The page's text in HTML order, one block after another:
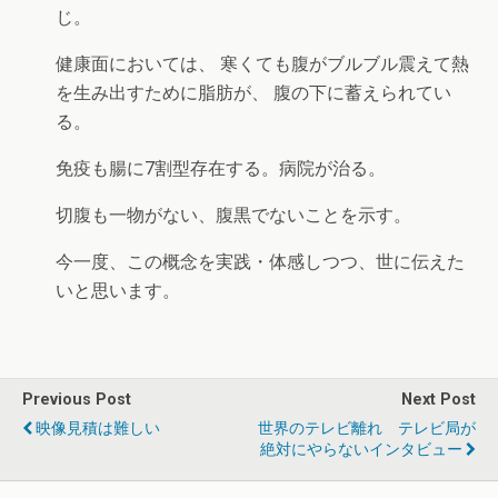
じ。
健康面においては、 寒くても腹がブルブル震えて熱
を生み出すために脂肪が、 腹の下に蓄えられてい
る。
免疫も腸に7割型存在する。病院が治る。
切腹も一物がない、腹黒でないことを示す。
今一度、この概念を実践・体感しつつ、世に伝えた
いと思います。
Previous Post
映像見積は難しい
Next Post
世界のテレビ離れ テレビ局が
絶対にやらないインタビュー